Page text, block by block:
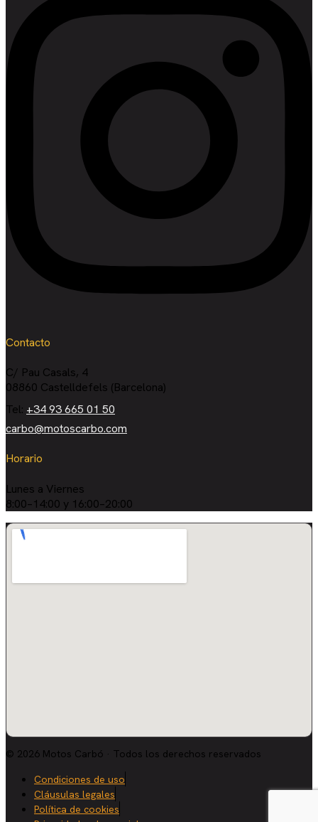
Contacto
C/ Pau Casals, 4
08860 Castelldefels (Barcelona)
Tel: +34 93 665 01 50
carbo@motoscarbo.com
Horario
Lunes a Viernes
8:00–14:00 y 16:00–20:00
© 2026 Motos Carbó · Todos los derechos reservados
Condiciones de uso
Cláusulas legales
Política de cookies